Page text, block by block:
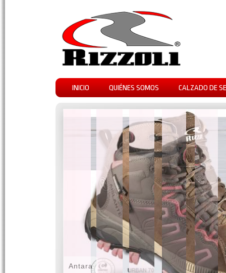
INICIO QUIÉNES SOMOS CALZADO DE
Antara